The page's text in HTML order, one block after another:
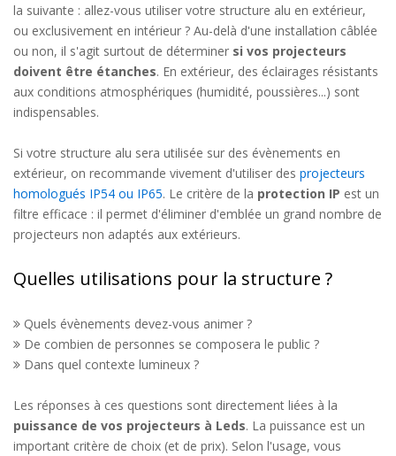
la suivante : allez-vous utiliser votre structure alu en extérieur,
ou exclusivement en intérieur ? Au-delà d'une installation câblée
ou non, il s'agit surtout de déterminer si vos projecteurs
doivent être étanches. En extérieur, des éclairages résistants
aux conditions atmosphériques (humidité, poussières...) sont
indispensables.
Si votre structure alu sera utilisée sur des évènements en
extérieur, on recommande vivement d'utiliser des projecteurs
homologués IP54 ou IP65. Le critère de la protection IP est un
filtre efficace : il permet d'éliminer d'emblée un grand nombre de
projecteurs non adaptés aux extérieurs.
Quelles utilisations pour la structure ?
Quels évènements devez-vous animer ?
De combien de personnes se composera le public ?
Dans quel contexte lumineux ?
Les réponses à ces questions sont directement liées à la
puissance de vos projecteurs à Leds. La puissance est un
important critère de choix (et de prix). Selon l'usage, vous